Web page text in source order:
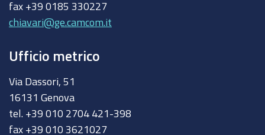
fax +39 0185 330227
chiavari@ge.camcom.it
Ufficio metrico
Via Dassori, 51
16131 Genova
tel. +39 010 2704 421-398
fax +39 010 3621027